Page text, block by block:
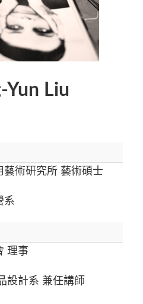
Yun Liu
藝術研究所 藝術碩士
系
理事
設計系 兼任講師